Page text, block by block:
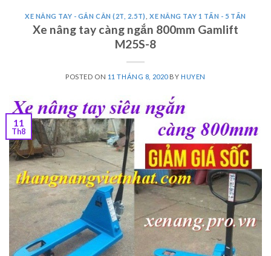
XE NÂNG TAY - GẮN CÂN (2T, 2.5T) ,XE NÂNG TAY 1 TẤN - 5 TẤN
Xe nâng tay càng ngắn 800mm Gamlift
M25S-8
POSTED ON 11 THÁNG 8, 2020BY HUYEN
11
Th8